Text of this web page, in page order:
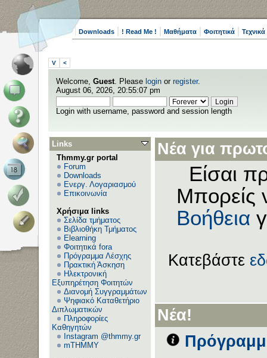
Downloads ! Read Me ! Μαθήματα Φοιτητικά
V <
Welcome, Guest. Please login or register.
August 06, 2026, 20:55:07 pm
Login with username, password and session length
Links
Thmmy.gr portal
Forum
Downloads
Ενεργ. Λογαριασμού
Επικοινωνία
Χρήσιμα links
Σελίδα τμήματος
Βιβλιοθήκη Τμήματος
Elearning
Φοιτητικά fora
Πρόγραμμα Λέσχης
Πρακτική Άσκηση
Ηλεκτρονική
Εξυπηρέτηση Φοιτητών
Διανομή Συγγραμμάτων
Ψηφιακό Καταθετήριο
Διπλωματικών
Πληροφορίες
Καθηγητών
Instagram @thmmy.gr
mTHMMY
Νέα για
Είσαι
Μπορείς
Βοήθεια
Κατεβάστε
Νέα!